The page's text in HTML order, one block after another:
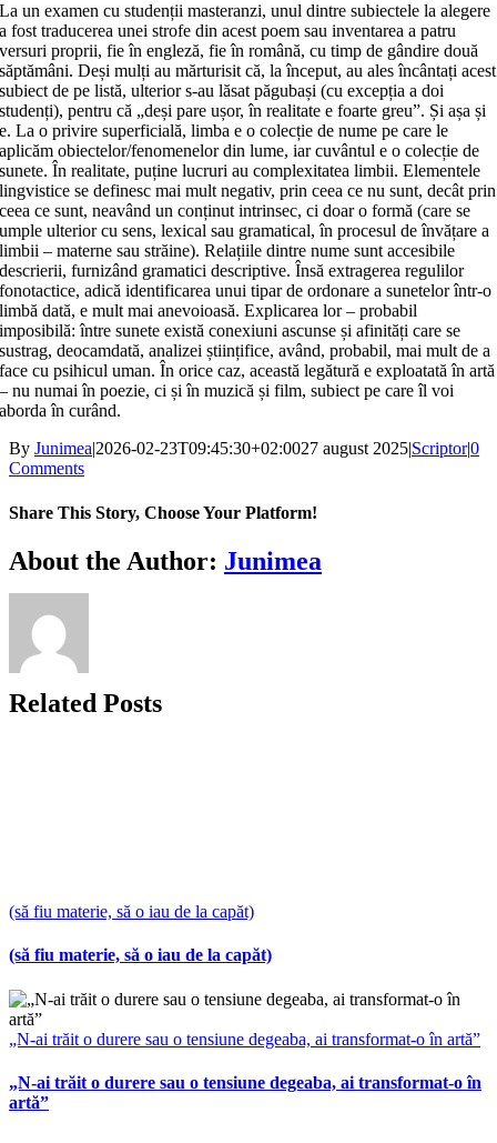
La un examen cu studenții masteranzi, unul dintre subiectele la alegere
a fost traducerea unei strofe din acest poem sau inventarea a patru
versuri proprii, fie în engleză, fie în română, cu timp de gândire două
săptămâni. Deși mulți au mărturisit că, la început, au ales încântați acest
subiect de pe listă, ulterior s-au lăsat păgubași (cu excepția a doi
studenți), pentru că „deși pare ușor, în realitate e foarte greu”. Și așa și
e. La o privire superficială, limba e o colecție de nume pe care le
aplicăm obiectelor/fenomenelor din lume, iar cuvântul e o colecție de
sunete. În realitate, puține lucruri au complexitatea limbii. Elementele
lingvistice se definesc mai mult negativ, prin ceea ce nu sunt, decât prin
ceea ce sunt, neavând un conținut intrinsec, ci doar o formă (care se
umple ulterior cu sens, lexical sau gramatical, în procesul de învățare a
limbii – materne sau străine). Relațiile dintre nume sunt accesibile
descrierii, furnizând gramatici descriptive. Însă extragerea regulilor
fonotactice, adică identificarea unui tipar de ordonare a sunetelor într-o
limbă dată, e mult mai anevoioasă. Explicarea lor – probabil
imposibilă: între sunete există conexiuni ascunse și afinități care se
sustrag, deocamdată, analizei științifice, având, probabil, mai mult de a
face cu psihicul uman. În orice caz, această legătură e exploatată în artă
– nu numai în poezie, ci și în muzică și film, subiect pe care îl voi
aborda în curând.
By Junimea|2026-02-23T09:45:30+02:0027 august 2025|Scriptor|0
Comments
Share This Story, Choose Your Platform!
Facebook
X
Bluesky
Reddit
LinkedIn
WhatsApp
Telegram
Tumblr
Xing
Email
Copy
Link
About the Author: Junimea
Related Posts
(să fiu materie, să o iau de la capăt)
(să fiu materie, să o iau de la capăt)
„N-ai trăit o durere sau o tensiune degeaba, ai transformat-o în artă”
„N-ai trăit o durere sau o tensiune degeaba, ai transformat-o în
artă”